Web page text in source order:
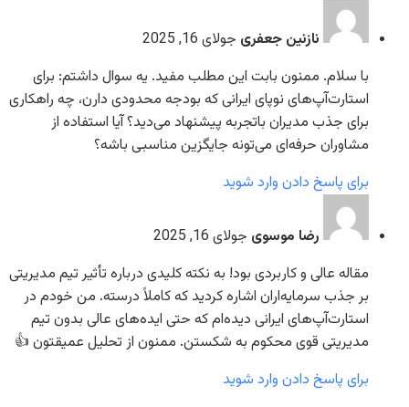
نازنین جعفری جولای 16, 2025
با سلام. ممنون بابت این مطلب مفید. یه سوال داشتم: برای
استارت‌آپ‌های نوپای ایرانی که بودجه محدودی دارن، چه راهکاری
برای جذب مدیران با‌تجربه پیشنهاد می‌دید؟ آیا استفاده از
مشاوران حرفه‌ای می‌تونه جایگزین مناسبی باشه؟
برای پاسخ دادن وارد شوید
رضا موسوی جولای 16, 2025
مقاله عالی و کاربردی بود! به نکته کلیدی درباره تأثیر تیم مدیریتی
بر جذب سرمایه‌اران اشاره کردید که کاملاً درسته. من خودم در
استارت‌آپ‌های ایرانی دیده‌ام که حتی ایده‌های عالی بدون تیم
مدیریتی قوی محکوم به شکستن. ممنون از تحلیل عمیقتون 👍
برای پاسخ دادن وارد شوید